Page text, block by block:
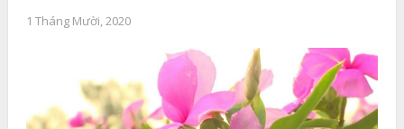
1 Tháng Mười, 2020